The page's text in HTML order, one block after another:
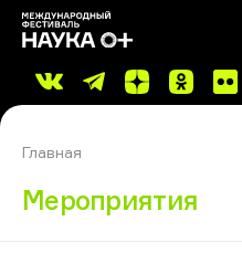
Главная
Мероприятия